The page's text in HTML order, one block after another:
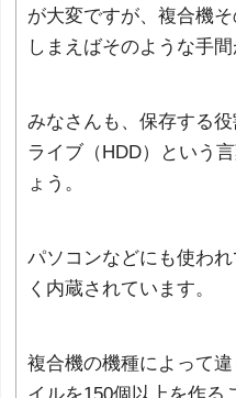
が大変ですが、複合機
しまえばそのような手間
みなさんも、保存する
ライブ（HDD）という
ょう。
パソコンなどにも使わ
く内蔵されています。
複合機の機種によって